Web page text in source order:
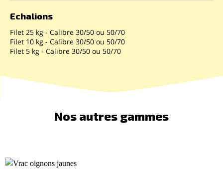
Echalions
Filet 25 kg - Calibre 30/50 ou 50/70
Filet 10 kg - Calibre 30/50 ou 50/70
Filet 5 kg - Calibre 30/50 ou 50/70
Nos autres gammes